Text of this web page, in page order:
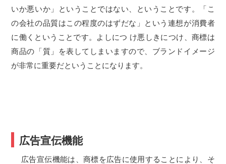
いか悪いか」ということではない、ということです。「こ
の会社の品質はこの程度のはずだな」という連想が消費者
に働くということです。よしにつ け悪しきにつけ、商標は
商品の「質」を表してしまいますので、ブランドイメージ
が非常に重要だということになります。
広告宣伝機能
広告宣伝機能は、商標を広告に使用することにより、そ